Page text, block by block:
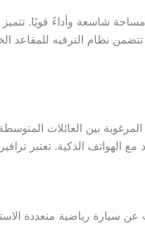
نظام الترفيه للمقاعد
من أكثر الخيارات المرغوبة
مع الهواتف الذكية. تعتبر